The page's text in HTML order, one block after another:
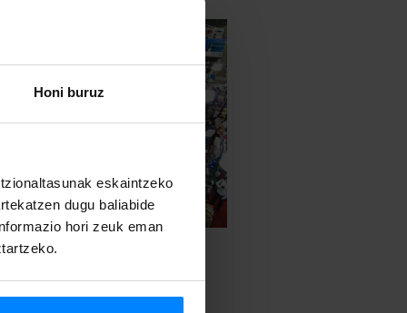
Honi buruz
eskaintzeko
dugu baliabide
hori zeuk eman
JAIO EUSKAL